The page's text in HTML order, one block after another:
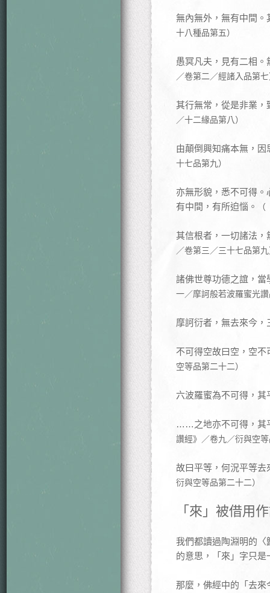
無內無外，無有中間
十八種品第五）
愚冥凡夫，見有二相
／卷第二／經諸入品第
其行無常，從是非業
／十二緣品第八）
由顛倒興知痛本無，
十七品第九）
亦無形貌，悉不可得
有中間，有所迫惱。
其信根者，一切諸法
／卷第三／三十七品第
諸佛世尊功德之誼，
一／摩訶般若波羅蜜光
摩訶衍者，無去來今
不可得空故曰空，空
空等品第二十二）
六波羅蜜為不可得，
……之地亦不可得，其
讚經》／卷九／衍與空
故曰平等，何況平等
衍與空等品第二十二）
「來」被借用
我們都讀過陶淵明的
的意思，「來」字只
那麼，佛經中的「去